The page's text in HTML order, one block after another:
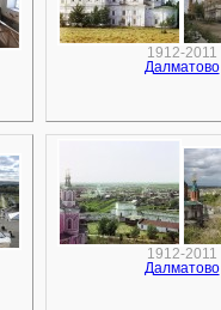
1912-2011
Далматово
1912-2011
Далматово